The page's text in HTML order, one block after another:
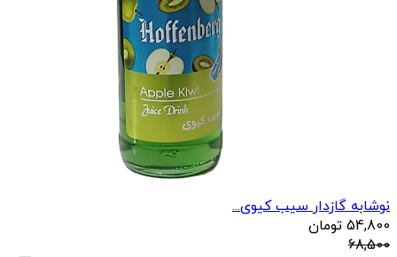
نوشابه گازدار سیب کیوی...
54,800 تومان
68,500